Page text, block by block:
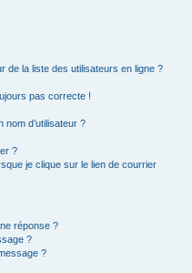
de la liste des utilisateurs en ligne ?
pas correcte !
d’utilisateur ?
?
je clique sur le lien de courrier
réponse ?
?
?